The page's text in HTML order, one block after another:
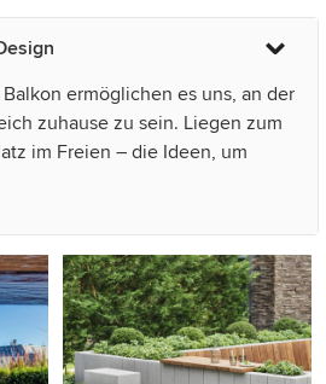
Große Moderne Dachterrasse
zuhause zu sein. Liegen zum
im Freien – die Ideen, um
Entdecken Sie auf Houzz
Bodenbelag für die
für die Dachterrasse,
Anregungen und Beispiele, wie